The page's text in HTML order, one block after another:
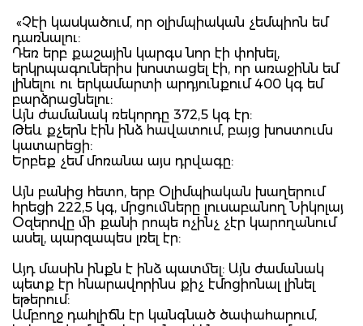
«Չէի կասկածում, որ օլիմպիական չեմպիոն եմ
դառնալու:
Դեռ երբ քաշային կարգս նոր էի փոխել,
երկրպագուներիս խոստացել էի, որ առաջինն եմ
լինելու ու երկամարտի արդյունքում 400 կգ եմ
բարձրացնելու:
Այն ժամանակ ռեկորդը 372,5 կգ էր:
Թեև քչերն էին ինձ հավատում, բայց խոստումս
կատարեցի:
Երբեք չեմ մոռանա այս դրվագը:
Այն բանից հետո, երբ Օլիմպիական խաղերում
հրեցի 222,5 կգ, մրցումները լուսաբանող Նիկոլայ
Օզերովը մի քանի րոպե ոչինչ չէր կարողանում
ասել, պարզապես լռել էր:
Այդ մասին ինքն է ինձ պատմել: Այն ժամանակ
պետք էր հնարավորինս քիչ էմոցիոնալ լինել
եթերում:
Ամբողջ դահլիճն էր կանգնած ծափահարում,